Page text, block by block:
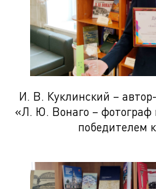
И. В. Куклинский –
«Л. Ю. Вонаго – фотограф
победителем